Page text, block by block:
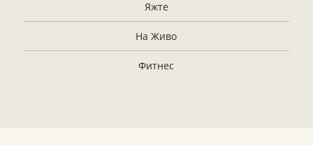
Яжте
На Живо
Фитнес